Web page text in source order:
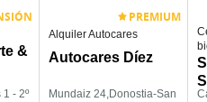
&
- 2º
PREMIUM
Alquiler Autocares
Autocares Díez
Mundaiz 24,Donostia-San